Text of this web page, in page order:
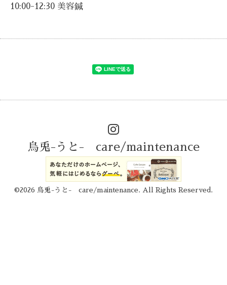
10:00-12:30 美容鍼
烏兎-うと- care/maintenance
©2026 烏兎-うと- care/maintenance . All Rights Reserved.